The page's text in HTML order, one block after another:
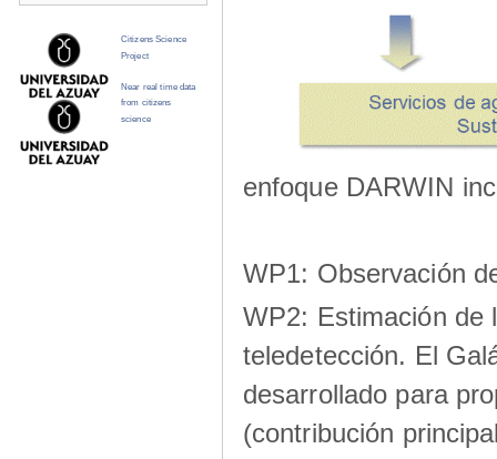
enfoque DARWIN
WP1: Observación
WP2: Estimación de
teledetección. El
desarrollado para
(contribución
Citizens Science
Project
Near real time data
from citizens
science